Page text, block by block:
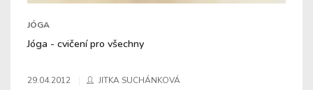
JÓGA
Jóga - cvičení pro všechny
29.04.2012 JITKA SUCHÁNKOVÁ